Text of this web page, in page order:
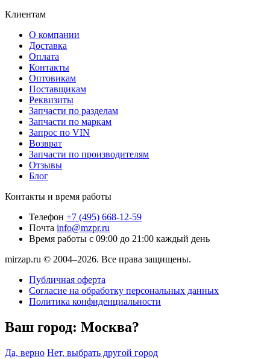
Клиентам
О компании
Доставка
Оплата
Контакты
Оптовикам
Поставщикам
Реквизиты
Запчасти по разделам
Запчасти по маркам
Запрос по VIN
Возврат
Запчасти по производителям
Отзывы
Блог
Контакты и время работы
Телефон +7 (495) 668-12-59
Почта info@mzpr.ru
Время работы с 09:00 до 21:00 каждый день
mirzap.ru © 2004–2026. Все права защищены.
Публичная оферта
Согласие на обработку персональных данных
Политика конфиденциальности
Ваш город: Москва?
Да, верно Нет, выбрать другой город